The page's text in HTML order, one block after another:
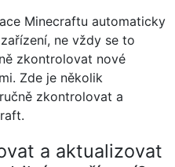
Minecraftu automaticky
ne vždy se to
zkontrolovat nové
Zde je několik
zkontrolovat a
a aktualizovat